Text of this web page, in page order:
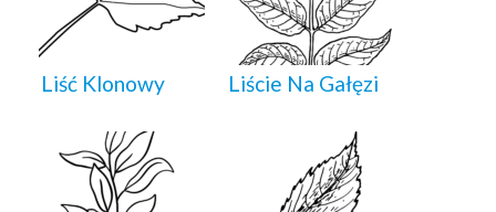
Liść Klonowy Liście Na Gałęzi